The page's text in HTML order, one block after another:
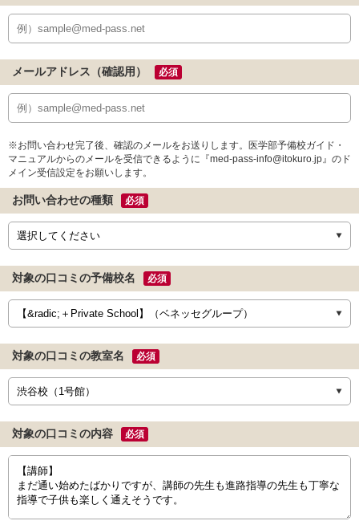
メールアドレス（確認用） 必須
※お問い合わせ完了後、確認のメールをお送りします。医学部予備校ガイド・
マニュアルからのメールを受信できるように『med-pass-info@itokuro.jp』のド
メイン受信設定をお願いします。
お問い合わせの種類 必須
対象の口コミの予備校名 必須
対象の口コミの教室名 必須
対象の口コミの内容 必須